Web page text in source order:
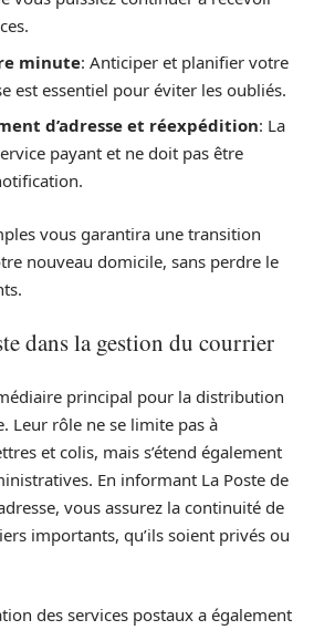
minute: Anticiper et planifier votre
est essentiel pour éviter les oubliés.
d’adresse et réexpédition: La
payant et ne doit pas être
vous garantira une transition
nouveau domicile, sans perdre le
dans la gestion du courrier
principal pour la distribution
Leur rôle ne se limite pas à
et colis, mais s’étend également
En informant La Poste de
vous assurez la continuité de
importants, qu’ils soient privés ou
des services postaux a également